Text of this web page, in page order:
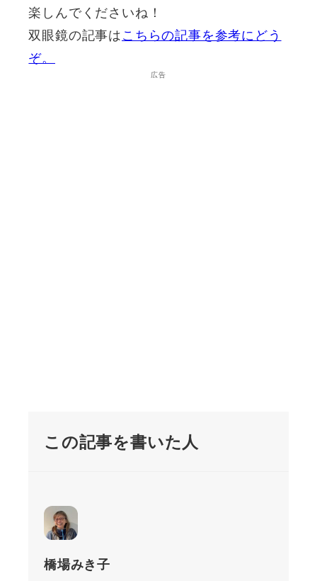
楽しんでくださいね！
双眼鏡の記事はこちらの記事を参考にどう
ぞ。
広告
この記事を書いた人
橋場みき子